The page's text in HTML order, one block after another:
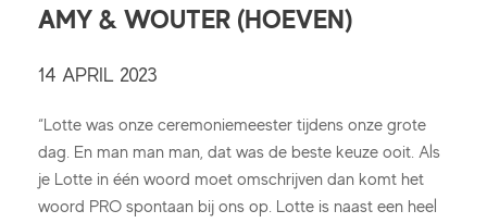
AMY & WOUTER (HOEVEN)
14 APRIL 2023
“Lotte was onze ceremoniemeester tijdens onze grote
dag. En man man man, dat was de beste keuze ooit. Als
je Lotte in één woord moet omschrijven dan komt het
woord PRO spontaan bij ons op. Lotte is naast een heel